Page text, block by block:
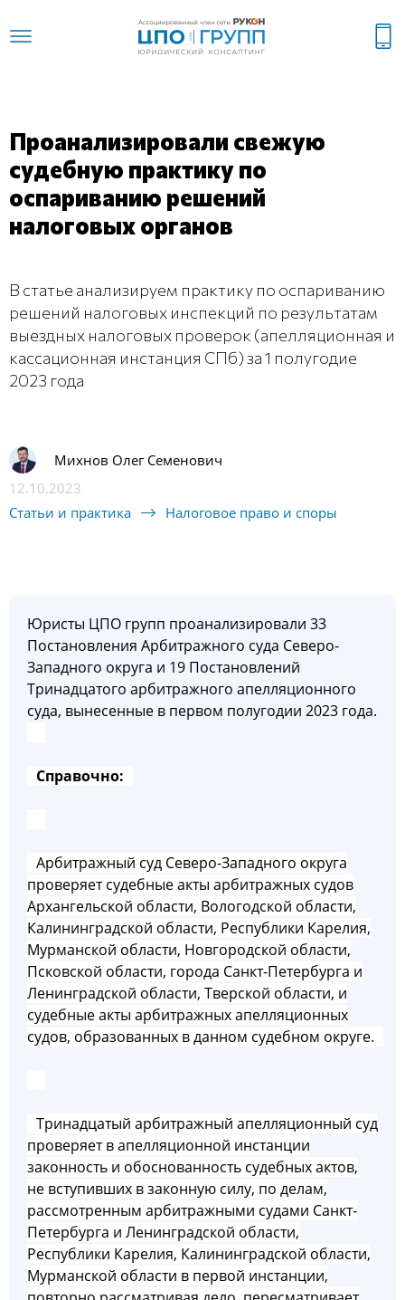
Проанализировали свежую
судебную практику по
оспариванию решений
налоговых органов
В статье анализируем практику по оспариванию
решений налоговых инспекций по результатам
выездных налоговых проверок (апелляционная и
кассационная инстанция СПб) за 1 полугодие
2023 года
Михнов Олег Семенович
12.10.2023
Статьи и практика
Налоговое право и споры
Юристы ЦПО групп проанализировали 33
Постановления Арбитражного суда Северо-
Западного округа и 19 Постановлений
Тринадцатого арбитражного апелляционного
суда, вынесенные в первом полугодии 2023 года.
Справочно:
Арбитражный суд Северо-Западного округа
проверяет судебные акты арбитражных судов
Архангельской области, Вологодской области,
Калининградской области, Республики Карелия,
Мурманской области, Новгородской области,
Псковской области, города Санкт-Петербурга и
Ленинградской области, Тверской области, и
судебные акты арбитражных апелляционных
судов, образованных в данном судебном округе.
Тринадцатый арбитражный апелляционный суд
проверяет в апелляционной инстанции
законность и обоснованность судебных актов,
не вступивших в законную силу, по делам,
рассмотренным арбитражными судами Санкт-
Петербурга и Ленинградской области,
Республики Карелия, Калининградской области,
Мурманской области в первой инстанции,